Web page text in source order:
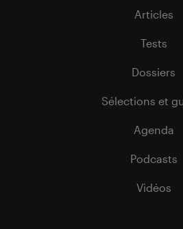
Articles
Tests
Dossiers
Sélections et
Agenda
Podcasts
Vidéos